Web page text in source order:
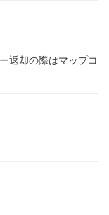
返却の際はマップコ